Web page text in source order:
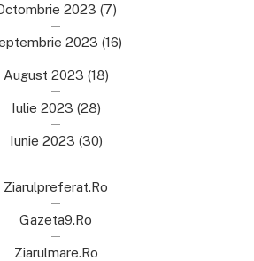
2023 (7)
2023 (16)
August 2023 (18)
Iulie 2023 (28)
Iunie 2023 (30)
Ziarulpreferat.ro
Gazeta9.ro
Ziarulmare.ro